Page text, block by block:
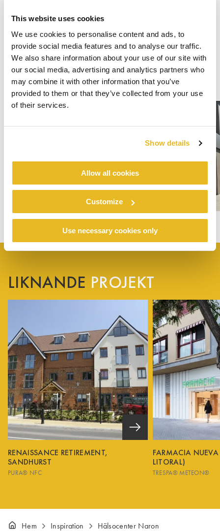
This website uses cookies
We use cookies to personalise content and ads, to
provide social media features and to analyse our traffic.
We also share information about your use of our site with
our social media, advertising and analytics partners who
may combine it with other information that you’ve
provided to them or that they’ve collected from your use
of their services.
Show details
Allow all cookies
Customize
Use necessary cookies only
LIKNANDE PROJEKT
RENAISSANCE RETIREMENT,
SANDHURST
PURA® NFC
FARMACIA
LITORAL)
TRESPA® METEON®
Hem Inspiration Hälsocenter Naron